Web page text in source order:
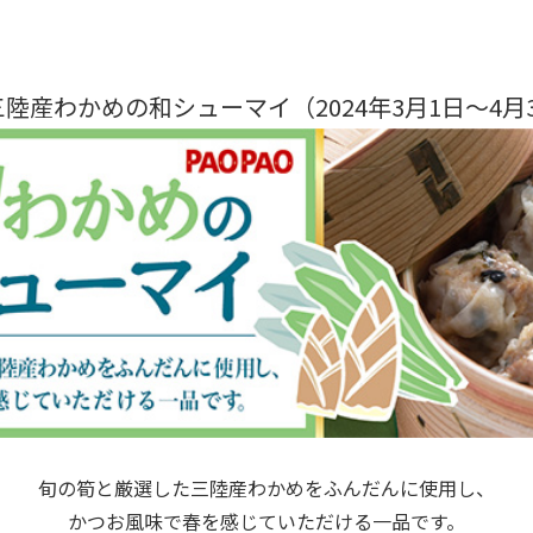
産わかめの和シューマイ（2024年3月1日～4月
旬の筍と厳選した三陸産わかめをふんだんに使用し、
かつお風味で春を感じていただける一品です。